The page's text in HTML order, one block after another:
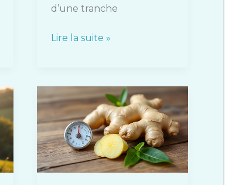
d’une tranche
Lire la suite »
Gingembre
et
grossesse
:
bienfaits
et